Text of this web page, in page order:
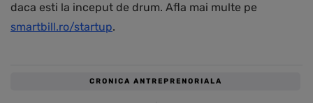
daca esti la inceput de drum. Afla mai multe pe
smartbill.ro/startup.
CRONICA ANTREPRENORIALA